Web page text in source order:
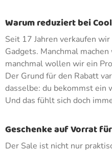
Warum reduziert bei
Seit 17 Jahren verkaufen
Gadgets. Manchmal
manchmal wollen wir ein
Der Grund für den Rabatt
dasselbe: du bekommst ein
Und das fühlt sich doch
Geschenke auf Vorrat
Der Sale ist nicht nur